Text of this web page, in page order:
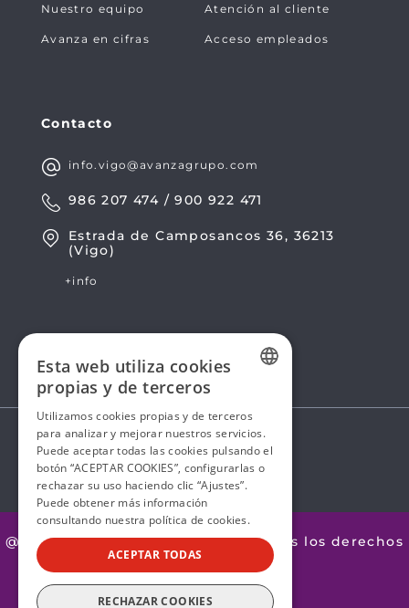
Nuestro equipo
Avanza en cifras
Atención al cliente
Acceso empleados
Contacto
info.vigo@avanzagrupo.com
986 207 474 / 900 922 471
Estrada de Camposancos 36, 36213
(Vigo)
+info
@2026 Avanza by Mobility ADO. Todos los derechos
reservados.
SPANISH
Esta web utiliza cookies
propias y de terceros
Utilizamos cookies propias y de terceros
para analizar y mejorar nuestros servicios.
Puede aceptar todas las cookies pulsando el
botón “ACEPTAR COOKIES”, configurarlas o
rechazar su uso haciendo clic “Ajustes”.
Puede obtener más información
consultando nuestra política de cookies.
ACEPTAR TODAS
RECHAZAR COOKIES